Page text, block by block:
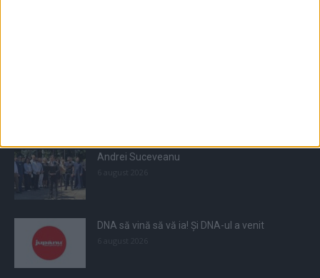
Andrei Suceveanu
DNA să vină să vă ia! Și DNA-ul a venit